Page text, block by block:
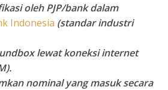
oleh PJP/bank dalam
Indonesia (standar industri
lewat koneksi internet
nominal yang masuk secara